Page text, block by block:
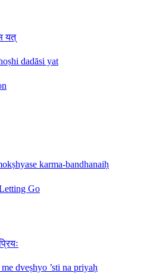
यत्
dadāsi yat
karma-bandhanaiḥ
Go
dveṣhyo ’sti na priyaḥ